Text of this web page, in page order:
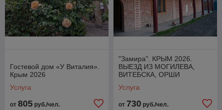
Гостевой дом «У Виталия».
Крым 2026
Услуга
от 805 руб./чел.
"Замира". КРЫМ 2026.
ВЫЕЗД ИЗ МОГИЛЕВА,
ВИТЕБСКА, ОРШИ
Услуга
от 730 руб./чел.